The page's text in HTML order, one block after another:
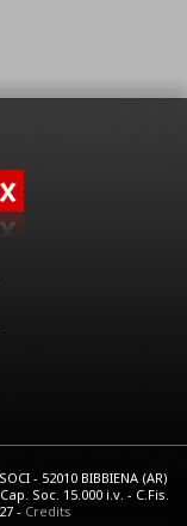
- 52010 BIBBIENA (AR)
Soc. 15.000 i.v. - C.Fis.
- Credits